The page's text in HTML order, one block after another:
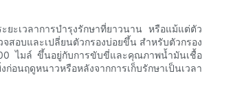
ะเวลาการบำรุงรักษาที่ยาวนาน หรือแม้แต่ตัว
สอบและเปลี่ยนตัวกรองบ่อยขึ้น สำหรับตัวกรอง
ไมล์ ขึ้นอยู่กับการขับขี่และคุณภาพน้ำมันเชื้อ
อนฤดูหนาวหรือหลังจากการเก็บรักษาเป็นเวลา